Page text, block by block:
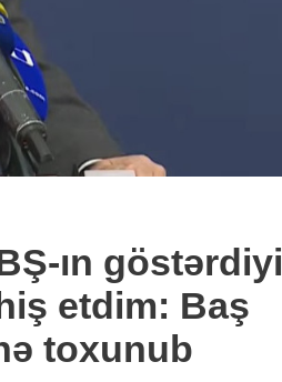
ın göstərdiyi
etdim: Baş
toxunub